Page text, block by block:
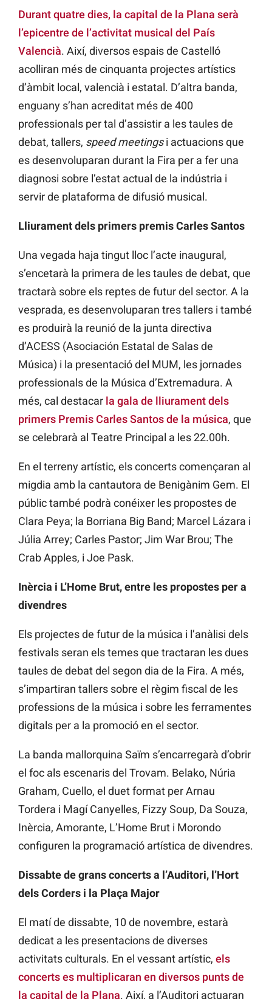
Durant quatre dies, la capital de la Plana serà
l’epicentre de l’activitat musical del País
Valencià. Així, diversos espais de Castelló
acolliran més de cinquanta projectes artístics
d’àmbit local, valencià i estatal. D’altra banda,
enguany s’han acreditat més de 400
professionals per tal d’assistir a les taules de
debat, tallers, speed meetingsi actuacions que
es desenvoluparan durant la Fira per a fer una
diagnosi sobre l’estat actual de la indústria i
servir de plataforma de difusió musical.
Lliurament dels primers premis Carles Santos
Una vegada haja tingut lloc l’acte inaugural,
s’encetarà la primera de les taules de debat, que
tractarà sobre els reptes de futur del sector. A la
vesprada, es desenvoluparan tres tallers i també
es produirà la reunió de la junta directiva
d’ACESS (Asociación Estatal de Salas de
Música) i la presentació del MUM, les jornades
professionals de la Música d’Extremadura. A
més, cal destacar la gala de lliurament dels
primers Premis Carles Santos de la música, que
se celebrarà al Teatre Principal a les 22.00h.
En el terreny artístic, els concerts començaran al
migdia amb la cantautora de Benigànim Gem. El
públic també podrà conéixer les propostes de
Clara Peya; la Borriana Big Band; Marcel Lázara i
Júlia Arrey; Carles Pastor; Jim War Brou; The
Crab Apples, i Joe Pask.
Inèrcia i L’Home Brut, entre les propostes per a
divendres
Els projectes de futur de la música i l’anàlisi dels
festivals seran els temes que tractaran les dues
taules de debat del segon dia de la Fira. A més,
s’impartiran tallers sobre el règim fiscal de les
professions de la música i sobre les ferramentes
digitals per a la promoció en el sector.
La banda mallorquina Saïm s’encarregarà d’obrir
el foc als escenaris del Trovam. Belako, Núria
Graham, Cuello, el duet format per Arnau
Tordera i Magí Canyelles, Fizzy Soup, Da Souza,
Inèrcia, Amorante, L’Home Brut i Morondo
configuren la programació artística de divendres.
Dissabte de grans concerts a l’Auditori, l’Hort
dels Corders i la Plaça Major
El matí de dissabte, 10 de novembre, estarà
dedicat a les presentacions de diverses
activitats culturals. En el vessant artístic, els
concerts es multiplicaran en diversos punts de
la capital de la Plana. Així, a l’Auditori actuaran